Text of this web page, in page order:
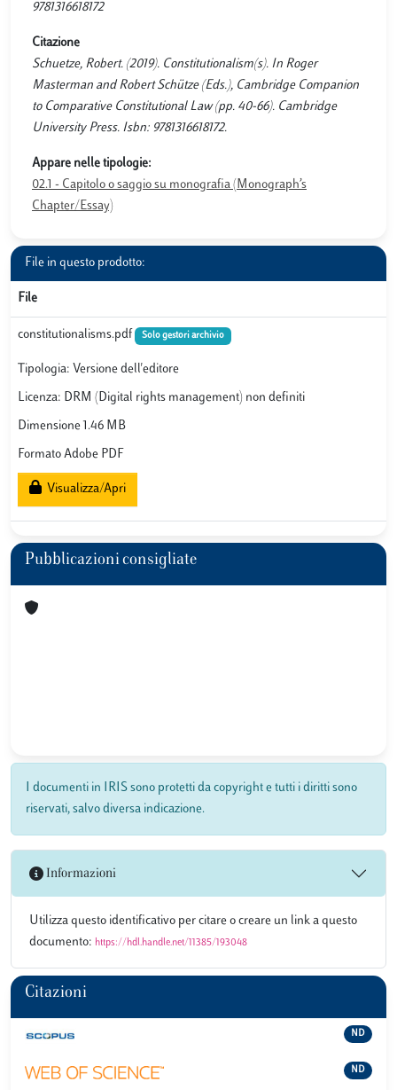
9781316618172
Citazione
Schuetze, Robert. (2019). Constitutionalism(s). In Roger
Masterman and Robert Schütze (Eds.), Cambridge Companion
to Comparative Constitutional Law (pp. 40-66). Cambridge
University Press. Isbn: 9781316618172.
Appare nelle tipologie:
02.1 - Capitolo o saggio su monografia (Monograph’s
Chapter/Essay)
File in questo prodotto:
File
constitutionalisms.pdf Solo gestori archivio
Tipologia: Versione dell'editore
Licenza: DRM (Digital rights management) non definiti
Dimensione 1.46 MB
Formato Adobe PDF
Visualizza/Apri
Pubblicazioni consigliate
I documenti in IRIS sono protetti da copyright e tutti i diritti sono
riservati, salvo diversa indicazione.
Informazioni
Utilizza questo identificativo per citare o creare un link a questo
documento: https://hdl.handle.net/11385/193048
Citazioni
ND
ND